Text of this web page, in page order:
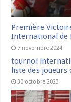
Première
International de
7 novembre 2024
tournoi
liste des joueurs
30 octobre 2023